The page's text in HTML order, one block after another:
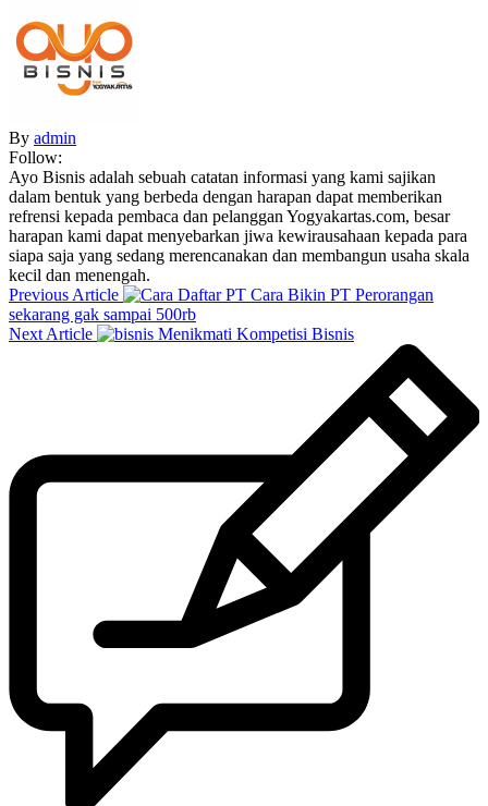
By admin
Follow:
Ayo Bisnis adalah sebuah catatan informasi yang kami sajikan
dalam bentuk yang berbeda dengan harapan dapat memberikan
refrensi kepada pembaca dan pelanggan Yogyakartas.com, besar
harapan kami dapat menyebarkan jiwa kewirausahaan kepada para
siapa saja yang sedang merencanakan dan membangun usaha skala
kecil dan menengah.
Previous Article
Cara Bikin PT Perorangan
sekarang gak sampai 500rb
Next Article
Menikmati Kompetisi Bisnis